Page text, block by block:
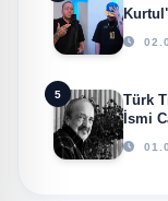
5
Türk
İsmi